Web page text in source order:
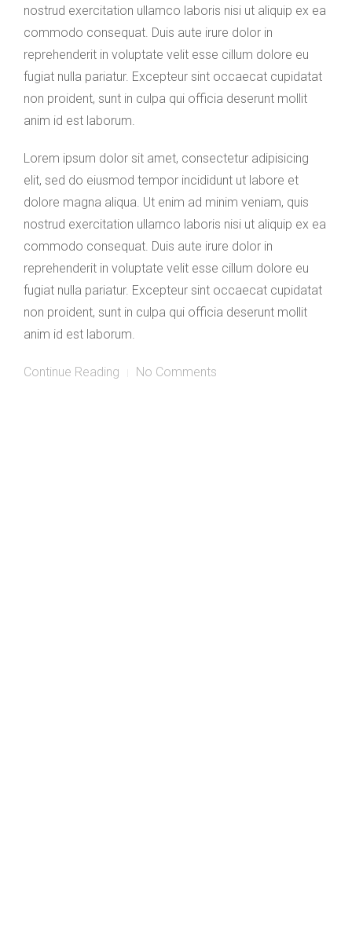
nostrud exercitation ullamco laboris nisi ut aliquip ex ea
commodo consequat. Duis aute irure dolor in
reprehenderit in voluptate velit esse cillum dolore eu
fugiat nulla pariatur. Excepteur sint occaecat cupidatat
non proident, sunt in culpa qui officia deserunt mollit
anim id est laborum.
Lorem ipsum dolor sit amet, consectetur adipisicing
elit, sed do eiusmod tempor incididunt ut labore et
dolore magna aliqua. Ut enim ad minim veniam, quis
nostrud exercitation ullamco laboris nisi ut aliquip ex ea
commodo consequat. Duis aute irure dolor in
reprehenderit in voluptate velit esse cillum dolore eu
fugiat nulla pariatur. Excepteur sint occaecat cupidatat
non proident, sunt in culpa qui officia deserunt mollit
anim id est laborum.
Continue Reading No Comments